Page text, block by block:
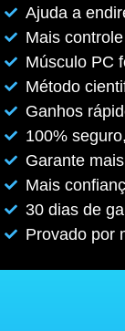
Ajuda a
Mais
Músculo PC
Método
Ganhos
100%
Garante
Mais
30 dias de
Provado por